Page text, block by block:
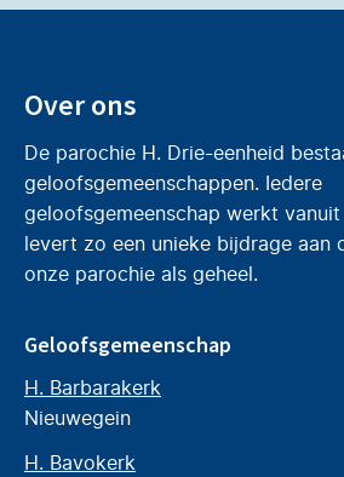
Over ons
De parochie H. Drie-eenheid
geloofsgemeenschappen. Iedere
geloofsgemeenschap werkt
levert zo een unieke bijdrage aan
onze parochie als geheel.
Geloofsgemeenschap
H. Barbarakerk
Nieuwegein
H. Bavokerk